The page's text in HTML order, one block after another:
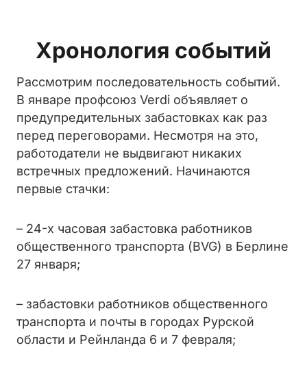
Хронология событий
Рассмотрим последовательность событий.
В январе профсоюз Verdi объявляет о
предупредительных забастовках как раз
перед переговорами. Несмотря на это,
работодатели не выдвигают никаких
встречных предложений. Начинаются
первые стачки:
– 24-х часовая забастовка работников
общественного транспорта (BVG) в Берлине
27 января;
– забастовки работников общественного
транспорта и почты в городах Рурской
области и Рейнланда 6 и 7 февраля;